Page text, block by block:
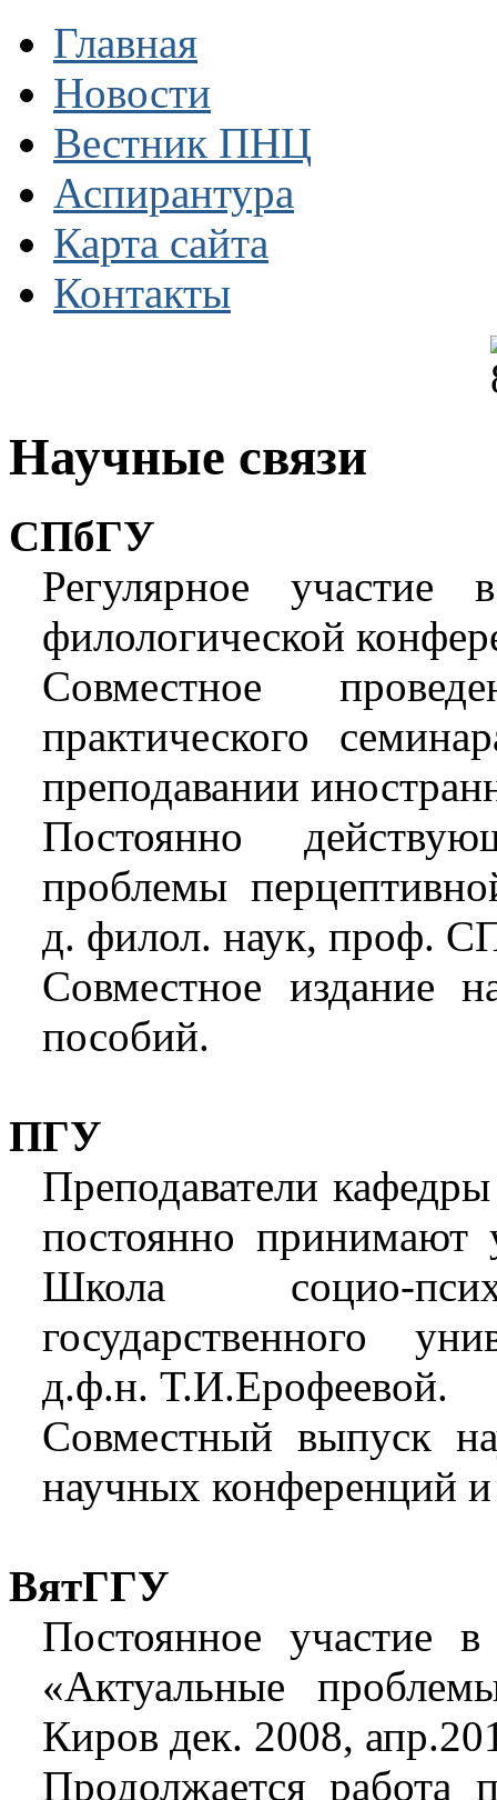
Главная
Новости
Вестник ПНЦ
Аспирантура
Карта сайта
Контакты
Научные связи
СПбГУ
Регулярное участие
филологической
Совместное
практического
преподавании
Постоянно
проблемы
д. филол. наук, проф.
Совместное издание
пособий.
ПГУ
Преподаватели
постоянно принимают
Школа социо-
государственного
д.ф.н. Т.И.Ерофеевой.
Совместный выпуск
научных конференций
ВятГГУ
Постоянное участие
«Актуальные
Киров дек. 2008,
Продолжается работа